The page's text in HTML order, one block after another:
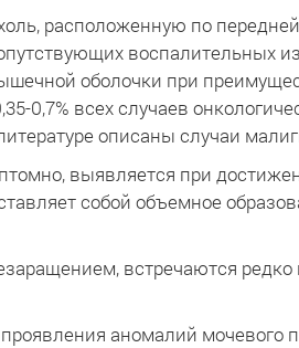
расположенную по
воспалительных
оболочки при
0,7% всех случаев
описаны случаи
выявляется при
собой объемное
встречаются
аномалий